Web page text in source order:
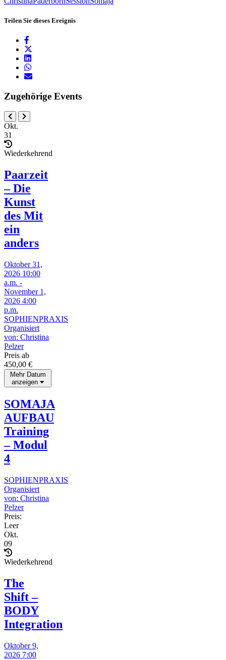
Teilen Sie dieses Ereignis
Zugehörige Events
Okt.
31
Wiederkehrend
Paarzeit
– Die
Kunst
des Mit
ein
anders
Oktober 31,
2026 10:00
a.m. -
November 1,
2026 4:00
p.m.
SOPHIENPRAXIS
Organisiert
von: Christina
Pelzer
Preis ab
450,00 €
Mehr Datum
anzeigen
SOMAJA
AUFBAU
Training
– Modul
4
SOPHIENPRAXIS
Organisiert
von: Christina
Pelzer
Preis:
Leer
Okt.
09
Wiederkehrend
The
Shift –
BODY
Integration
Oktober 9,
2026 7:00